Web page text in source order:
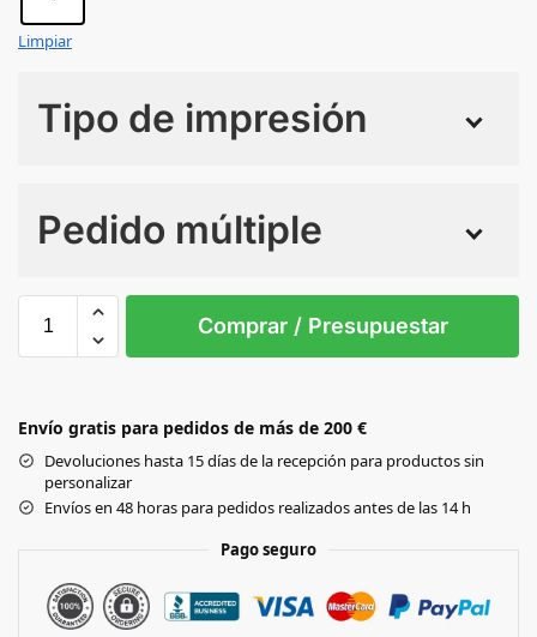
Limpiar
Tipo de impresión
Pedido múltiple
SMOKE GREY
BURGUNDY
Comprar / Presupuestar
Envío gratis para pedidos de más de 200 €
Devoluciones hasta 15 días de la recepción para productos sin
personalizar
Envíos en 48 horas para pedidos realizados antes de las 14 h
Pago seguro